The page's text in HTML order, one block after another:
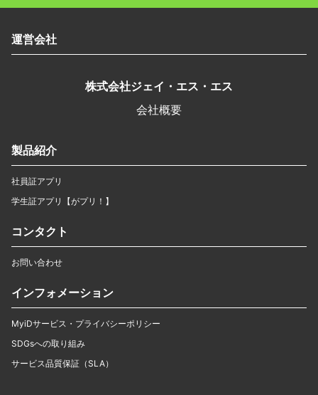
運営会社
株式会社ジェイ・エス・エス
会社概要
製品紹介
社員証アプリ
学生証アプリ【がプリ！】
コンタクト
お問い合わせ
インフォメーション
MyiDサービス・プライバシーポリシー
SDGsへの取り組み
サービス品質保証（SLA）